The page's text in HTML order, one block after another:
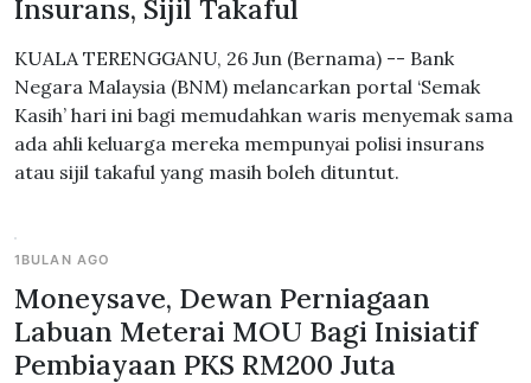
Insurans, Sijil Takaful
KUALA TERENGGANU, 26 Jun (Bernama) -- Bank
Negara Malaysia (BNM) melancarkan portal ‘Semak
Kasih’ hari ini bagi memudahkan waris menyemak sama
ada ahli keluarga mereka mempunyai polisi insurans
atau sijil takaful yang masih boleh dituntut.
1BULAN AGO
Moneysave, Dewan Perniagaan
Labuan Meterai MOU Bagi Inisiatif
Pembiayaan PKS RM200 Juta